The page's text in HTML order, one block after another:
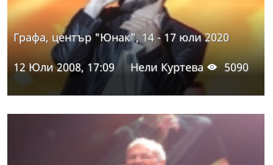
Графа, център "Юнак", 14 - 17 юли 2020
12 Юли 2008, 17:09 Нели Куртева 5090